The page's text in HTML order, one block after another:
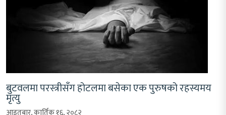
बुटवलमा परस्त्रीसँग होटलमा बसेका एक पुरुषको रहस्यमय
मृत्यु